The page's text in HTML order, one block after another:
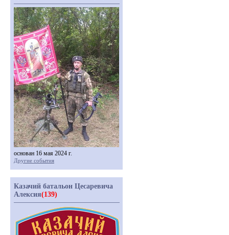
основан 16 мая 2024 г.
Другие события
Казачий батальон Цесаревича
Алексия(139)